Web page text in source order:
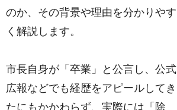
のか、その背景や理由を分かりやす
く解説します。
市長自身が「卒業」と公言し、公式
広報などでも経歴をアピールしてき
たにもかかわらず、実際には「除